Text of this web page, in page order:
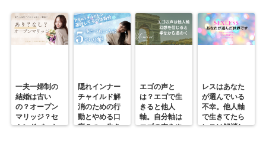
一夫一婦制の
結婚は古い
の？オープン
マリッジ？セ
カンドパート
隠れインナー
チャイルド解
消のための行
動とやめる口
癖５つ。生き
エゴの声と
は？エゴで生
きると他人
軸。自分軸は
エゴの声をや
レスはあなた
が選んでいる
不幸。他人軸
で生きてたら
レスは解消し